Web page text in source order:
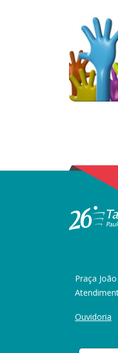
Praça
Ouvidoria